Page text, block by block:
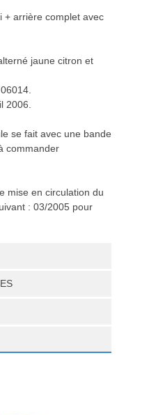
+ arrière complet avec
jaune citron et
2006.
se fait avec une bande
commander
mise en circulation du
: 03/2005 pour